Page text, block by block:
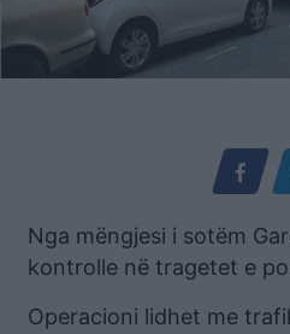
Nga mëngjesi i sotëm
kontrolle në tragetet e
Operacioni lidhet me